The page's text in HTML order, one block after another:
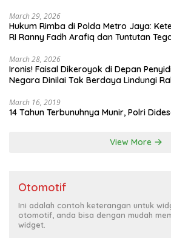
March 29, 2026
Hukum Rimba di Polda Metro Jaya:
RI Ranny Fadh Arafiq dan Tuntutan
March 28, 2026
Ironis! Faisal Dikeroyok di Depan
Negara Dinilai Tak Berdaya Lindungi
March 16, 2019
14 Tahun Terbunuhnya Munir, Polri
View More
Otomotif
Ini adalah contoh keterangan untuk
otomotif, anda bisa dengan mudah
widget.